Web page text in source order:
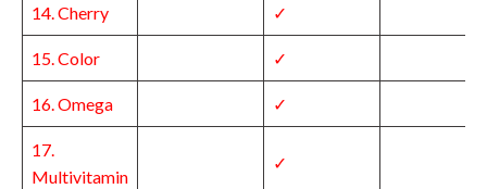
14. Cherry ✓
15. Color ✓
16. Omega ✓
17.
Multivitamin
✓